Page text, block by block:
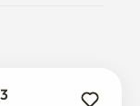
2分钟，而庆熙
熙大学学生、办